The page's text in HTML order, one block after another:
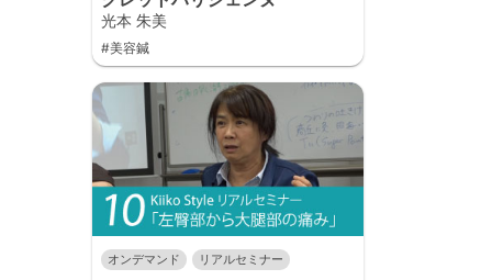
光本 朱美
#美容鍼
オンデマンド リアルセミナー